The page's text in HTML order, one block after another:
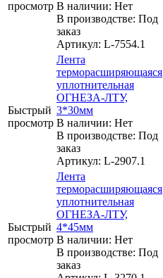
просмотр В наличии: Нет
В производстве: Под
заказ
Артикул: L-7554.1
Быстрый
просмотр
Лента
терморасширяющаяся
уплотнительная
ОГНЕЗА-ЛТУ,
3*30мм
В наличии: Нет
В производстве: Под
заказ
Артикул: L-2907.1
Быстрый
просмотр
Лента
терморасширяющаяся
уплотнительная
ОГНЕЗА-ЛТУ,
4*45мм
В наличии: Нет
В производстве: Под
заказ